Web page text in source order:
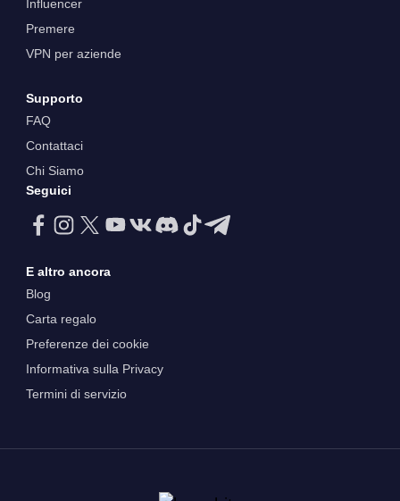
Influencer
Premere
VPN per aziende
Supporto
FAQ
Contattaci
Chi Siamo
Seguici
E altro ancora
Blog
Carta regalo
Preferenze dei cookie
Informativa sulla Privacy
Termini di servizio